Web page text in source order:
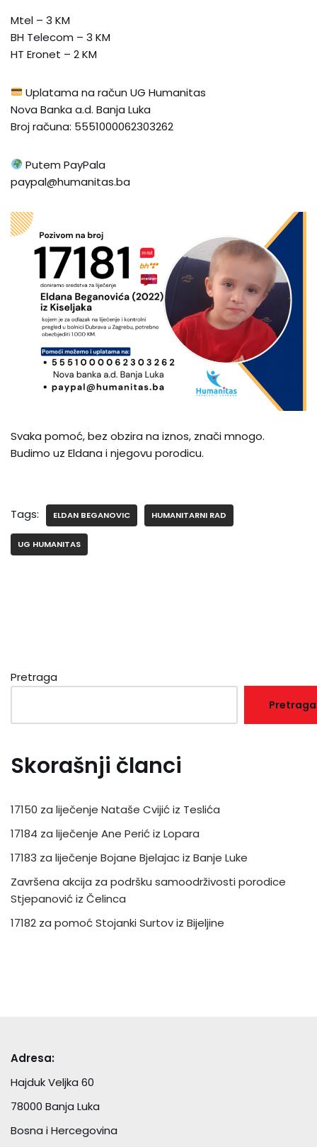
Mtel – 3 KM
BH Telecom – 3 KM
HT Eronet – 2 KM
Uplatama na račun UG Humanitas
Nova Banka a.d. Banja Luka
Broj računa: 5551000062303262
Putem PayPala
paypal@humanitas.ba
Svaka pomoć, bez obzira na iznos, znači mnogo.
Budimo uz Eldana i njegovu porodicu.
Tags: ELDAN BEGANOVIC HUMANITARNI RAD
UG HUMANITAS
Pretraga
Pretraga
Skorašnji članci
17150 za liječenje Nataše Cvijić iz Teslića
17184 za liječenje Ane Perić iz Lopara
17183 za liječenje Bojane Bjelajac iz Banje Luke
Završena akcija za podršku samoodrživosti porodice
Stjepanović iz Čelinca
17182 za pomoć Stojanki Surtov iz Bijeljine
Adresa:
Hajduk Veljka 60
78000 Banja Luka
Bosna i Hercegovina